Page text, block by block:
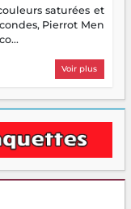
saturées et
Pierrot Men
Voir plus